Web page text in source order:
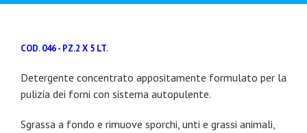
COD. 046 - PZ.2 X 5 LT.
Detergente concentrato appositamente formulato per la
pulizia dei forni con sistema autopulente.
Sgrassa a fondo e rimuove sporchi, unti e grassi animali,